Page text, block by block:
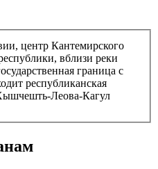
центр Кантемирского
вблизи реки
граница с
республиканская
Леова-Кагул